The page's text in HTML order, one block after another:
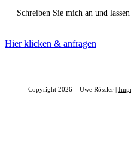
Schreiben Sie mich an und
Hier klicken & anfragen
Copyright 2026 – Uwe Rössler |